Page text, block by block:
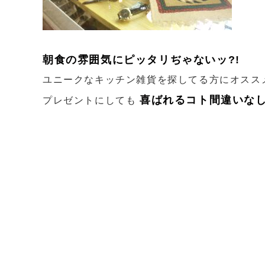
朝食の雰囲気にピッタリぢゃないッ?!
ユニークなキッチン雑貨を探してる方にオスス
プレゼントにしても 喜ばれるコト間違いな